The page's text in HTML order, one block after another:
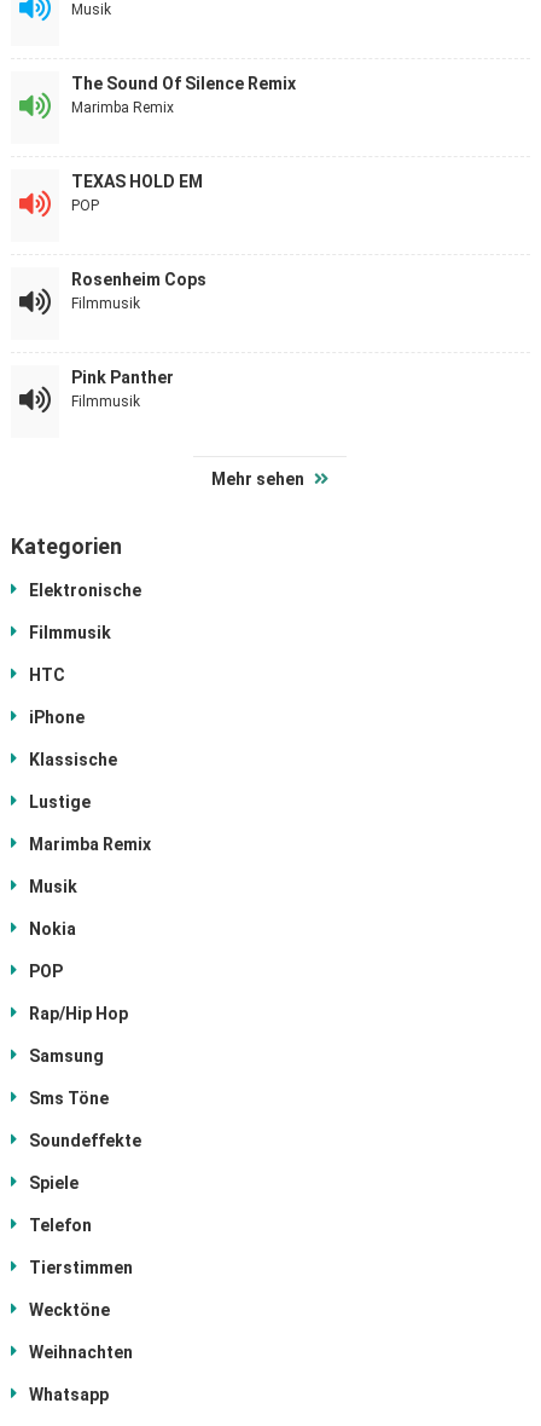
Musik
The Sound Of Silence Remix
Marimba Remix
TEXAS HOLD EM
POP
Rosenheim Cops
Filmmusik
Pink Panther
Filmmusik
Mehr sehen
Kategorien
Elektronische
Filmmusik
HTC
iPhone
Klassische
Lustige
Marimba Remix
Musik
Nokia
POP
Rap/Hip Hop
Samsung
Sms Töne
Soundeffekte
Spiele
Telefon
Tierstimmen
Wecktöne
Weihnachten
Whatsapp